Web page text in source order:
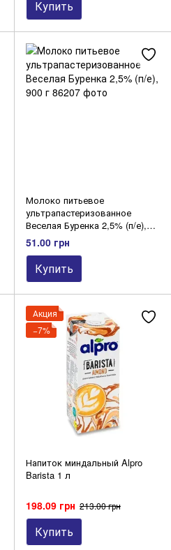
Купить
Молоко питьевое
ультрапастеризованное
Веселая Буренка 2,5% (п/е),
900 г
51.00 грн
Купить
Акция
−7%
Напиток миндальный Alpro
Barista 1 л
198.09 грн 213.00 грн
Купить